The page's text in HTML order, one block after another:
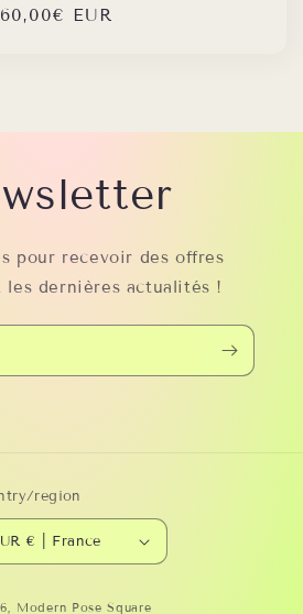
Regular
60,00€ EUR
pour recevoir des offres
les dernières actualités !
region
EUR € | France
Modern Pose Square